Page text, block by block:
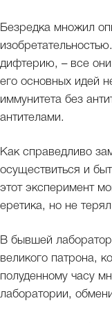
Безредка множил
дифтерию, – все
его основных идей
иммунитета без
антителами.
Как справедливо
осуществиться и
этот эксперимент
еретика, но не
В бывшей
великого патрона,
полуденному часу
лаборатории,